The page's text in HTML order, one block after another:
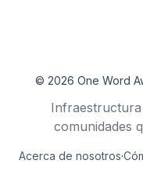
© 2026 One Word
comunidades
Acerca de nosotros·